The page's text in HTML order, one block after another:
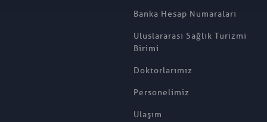
Banka Hesap Numaraları
Uluslararası Sağlık Turizmi
Birimi
Doktorlarımız
Personelimiz
Ulaşım